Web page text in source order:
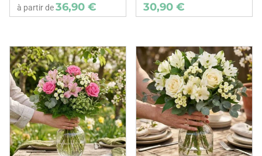
à partir de36,90 € 30,90 €